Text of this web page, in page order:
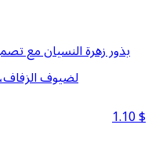
بذور زهرة النسيان مع
لضيوف الزفاف،
1.10$